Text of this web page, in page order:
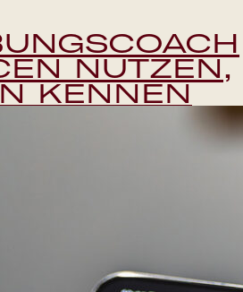
NUTZEN,
KENNEN